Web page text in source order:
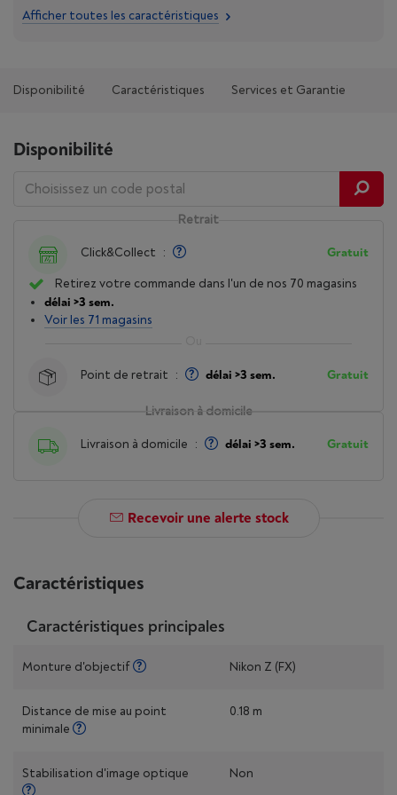
Afficher toutes les caractéristiques
Disponibilité Caractéristiques Services et Garantie
Disponibilité
Livraison à domicile
Livraison à domicile : délai >3 sem. Gratuit
Retrait
Click&Collect : Gratuit
Retirez votre commande dans l'un de nos 70 magasins
délai >3 sem.
Voir les 71 magasins
Point de retrait : délai >3 sem. Gratuit
Recevoir une alerte stock
Caractéristiques
Caractéristiques principales
Monture d'objectif Nikon Z (FX)
Distance de mise au point
minimale
0.18 m
Stabilisation d'image optique Non